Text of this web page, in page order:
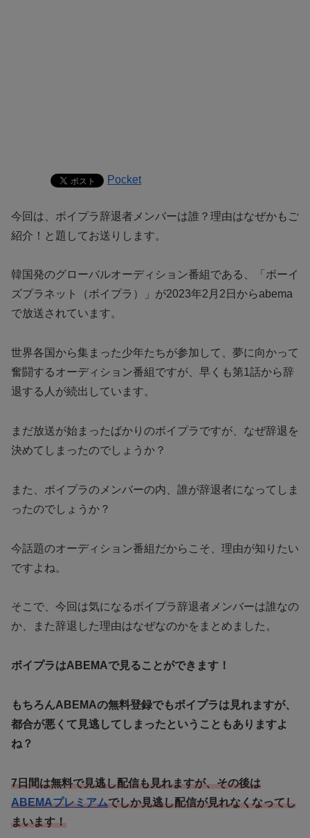
Pocket
今回は、ボイプラ辞退者メンバーは誰？理由はなぜかもご
紹介！と題してお送りします。
韓国発のグローバルオーディション番組である、「ボーイ
ズプラネット（ボイプラ）」が2023年2月2日からabema
で放送されています。
世界各国から集まった少年たちが参加して、夢に向かって
奮闘するオーディション番組ですが、早くも第1話から辞
退する人が続出しています。
まだ放送が始まったばかりのボイプラですが、なぜ辞退を
決めてしまったのでしょうか？
また、ボイプラのメンバーの内、誰が辞退者になってしま
ったのでしょうか？
今話題のオーディション番組だからこそ、理由が知りたい
ですよね。
そこで、今回は気になるボイプラ辞退者メンバーは誰なの
か、また辞退した理由はなぜなのかをまとめました。
ボイプラはABEMAで見ることができます！
もちろんABEMAの無料登録でもボイプラは見れますが、
都合が悪くて見逃してしまったということもありますよ
ね？
7日間は無料で見逃し配信も見れますが、その後は
ABEMAプレミアムでしか見逃し配信が見れなくなってし
まいます！